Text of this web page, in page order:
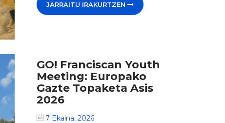
JARRAITU IRAKURTZEN
GO! Franciscan Youth
Meeting: Europako
Gazte Topaketa Asis
2026
7 Ekaina, 2026